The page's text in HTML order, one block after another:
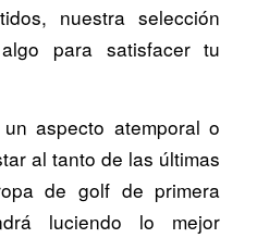
nuestra selección
para satisfacer tu
aspecto atemporal o
al tanto de las últimas
de golf de primera
luciendo lo mejor